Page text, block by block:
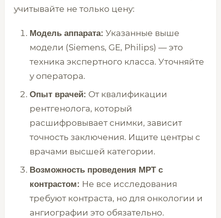
учитывайте не только цену:
Модель аппарата: Указанные выше
модели (Siemens, GE, Philips) — это
техника экспертного класса. Уточняйте
у оператора.
Опыт врачей: От квалификации
рентгенолога, который
расшифровывает снимки, зависит
точность заключения. Ищите центры с
врачами высшей категории.
Возможность проведения МРТ с
контрастом: Не все исследования
требуют контраста, но для онкологии и
ангиографии это обязательно.